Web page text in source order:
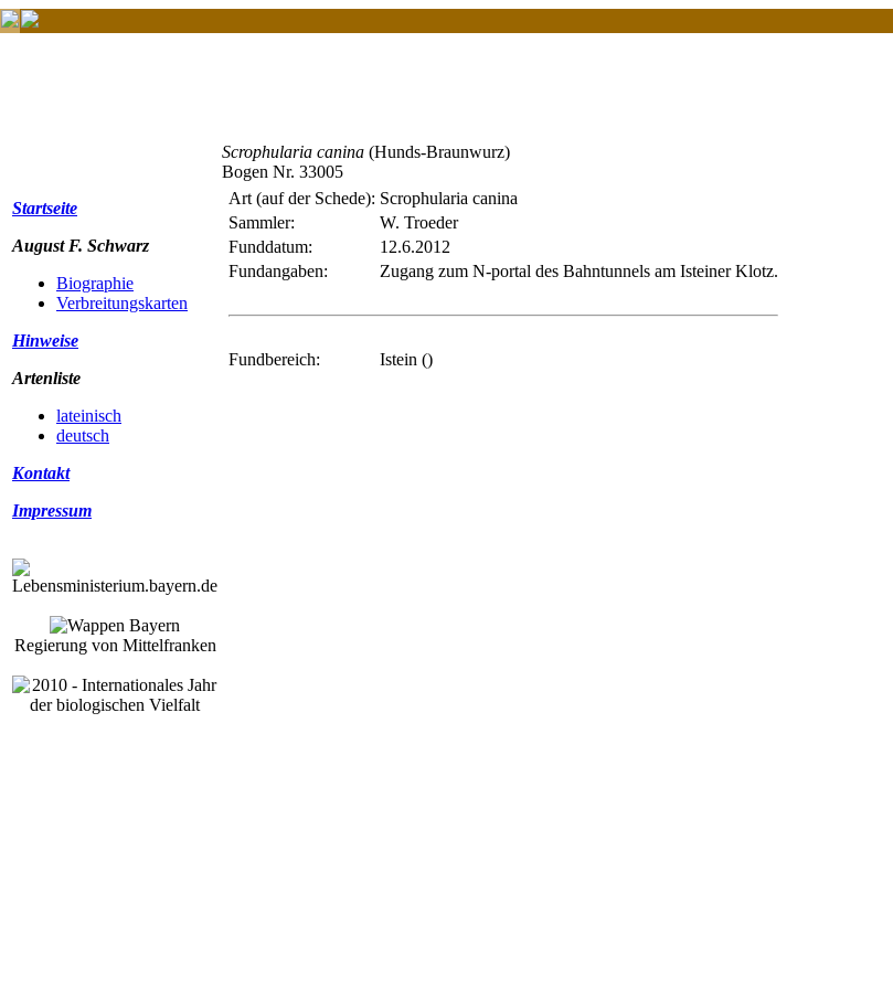
Startseite
August F. Schwarz
Biographie
Verbreitungskarten
Hinweise
Artenliste
lateinisch
deutsch
Kontakt
Impressum
Regierung von Mittelfranken
Scrophularia canina (Hunds-Braunwurz)
Bogen Nr. 33005
Art (auf der Schede): Scrophularia canina
Sammler:
W. Troeder
Funddatum:
12.6.2012
Fundangaben:
Zugang zum N-portal des Bahntunnels am Isteiner Klotz.
Fundbereich: Istein ()